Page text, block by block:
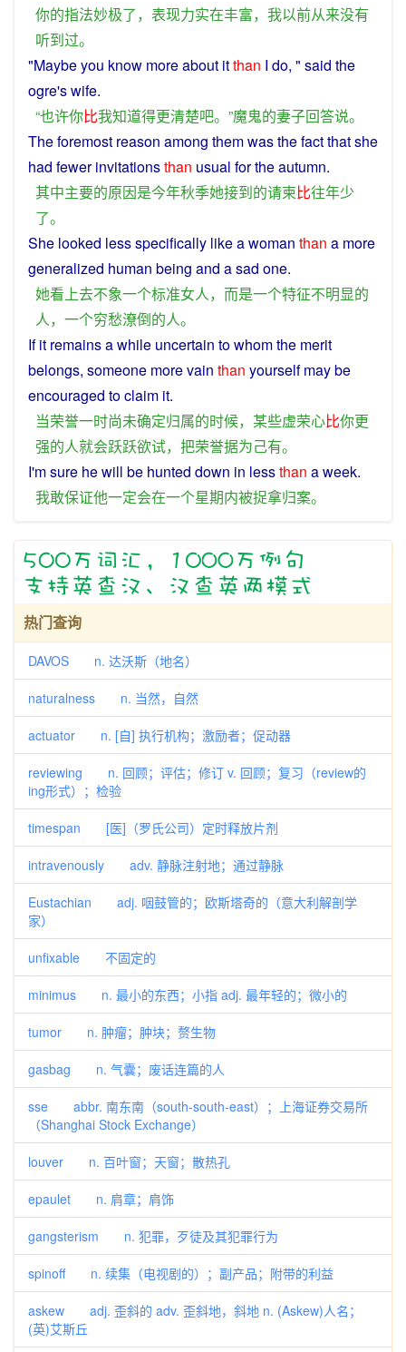
你的指法妙极了， 表现力实在丰富， 我以前从来没有
听到过。
"Maybeyou know moreabout itthan I do, " said the
ogre'swife.
“也许你比我知道得更清楚吧。”魔鬼的妻子回答说。
Theforemost reason among themwasthe fact thatshe
had fewer invitationsthan usual for theautumn.
其中主要的原因是今年秋季她接到的请柬比往年少
了。
She looked lessspecifically likeawoman than a more
generalized human being and asad one.
她看上去不象一个标准女人， 而是一个特征不明显的
人， 一个穷愁潦倒的人。
If it remainsawhile uncertain to whom the merit
belongs, someone morevain than yourself maybe
encouraged toclaim it.
当荣誉一时尚未确定归属的时候， 某些虚荣心比你更
强的人就会跃跃欲试， 把荣誉据为己有。
I'msure hewill be hunted down in lessthan aweek.
我敢保证他一定会在一个星期内被捉拿归案。
热门查询
DAVOS n. 达沃斯（地名）
naturalness n. 当然，自然
actuator n. [自] 执行机构；激励者；促动器
reviewing n. 回顾；评估；修订 v. 回顾；复习（review的
ing形式）；检验
timespan [医]（罗氏公司）定时释放片剂
intravenously adv. 静脉注射地；通过静脉
Eustachian adj. 咽鼓管的；欧斯塔奇的（意大利解剖学
家）
unfixable 不固定的
minimus n. 最小的东西；小指 adj. 最年轻的；微小的
tumor n. 肿瘤；肿块；赘生物
gasbag n. 气囊；废话连篇的人
sse abbr. 南东南（south-south-east）；上海证券交易所
（Shanghai Stock Exchange）
louver n. 百叶窗；天窗；散热孔
epaulet n. 肩章；肩饰
gangsterism n. 犯罪，歹徒及其犯罪行为
spinoff n. 续集（电视剧的）；副产品；附带的利益
askew adj. 歪斜的 adv. 歪斜地，斜地 n. (Askew)人名；
(英)艾斯丘